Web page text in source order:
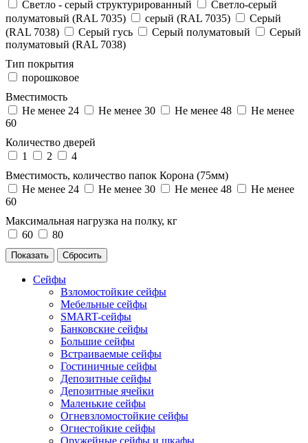
Светло - серый структурированный
Светло-серый
полуматовый (RAL 7035)
серый (RAL 7035)
Серый
(RAL 7038)
Серый гусь Серый полуматовый
Серый
полуматовый (RAL 7038)
Тип покрытия
порошковое
Вместимость
Не менее 24
Не менее 30 Не менее 48
Не менее
60
Количество дверей
1
2
4
Вместимость, количество папок Корона (75мм)
Не менее 24
Не менее 30 Не менее 48
Не менее
60
Максимальная нагрузка на полку, кг
60
80
Сейфы
Взломостойкие сейфы
Мебельные сейфы
SMART-сейфы
Банковские сейфы
Большие сейфы
Встраиваемые сейфы
Гостиничные сейфы
Депозитные сейфы
Депозитные ячейки
Маленькие сейфы
Огневзломостойкие сейфы
Огнестойкие сейфы
Оружейные сейфы и шкафы